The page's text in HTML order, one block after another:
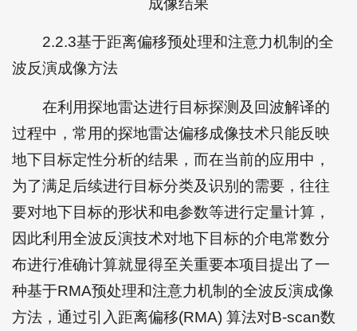
成像结果
2.2.3基于距离偏移预处理和注意力机制的全
波反演成像方法
在利用探地雷达进行目标探测及回波解译的
过程中，常用的探地雷达偏移成像技术只能反映
地下目标定性分析的结果，而在当前的应用中，
为了满足后续进行目标分类及识别的需要，往往
要对地下目标的形状和电参数等进行定量计算，
因此利用全波反演技术对地下目标的介电常数分
布进行准确计算就显得至关重要本项目提出了一
种基于RMA预处理和注意力机制的全波反演成像
方法，通过引入距离偏移(RMA) 算法对B-scan数